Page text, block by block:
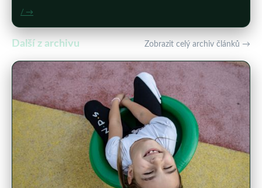
/ →
Další z archivu Zobrazit celý archiv článků →